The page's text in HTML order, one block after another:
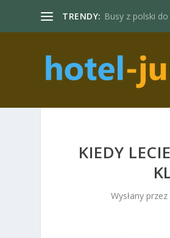
TRENDY: Busy z polski
KIEDY
Wysłany przez